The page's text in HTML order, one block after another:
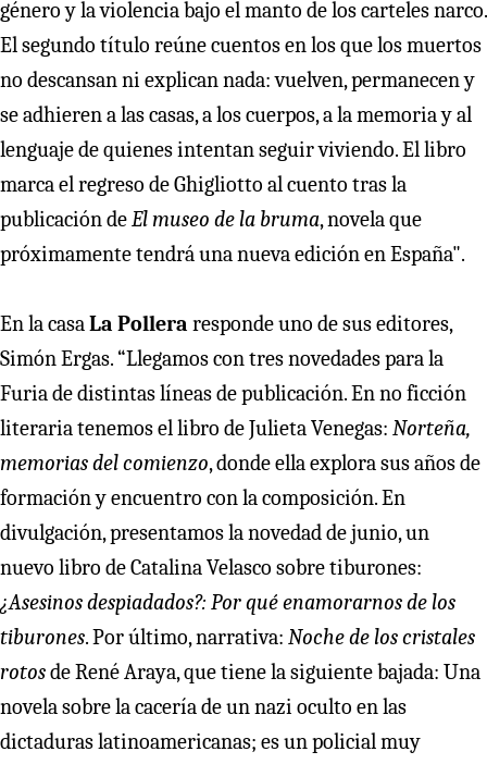
género y la violencia bajo el manto de los carteles narco.
El segundo título reúne cuentos en los que los muertos
no descansan ni explican nada: vuelven, permanecen y
se adhieren a las casas, a los cuerpos, a la memoria y al
lenguaje de quienes intentan seguir viviendo. El libro
marca el regreso de Ghigliotto al cuento tras la
publicación de El museo de la bruma, novela que
próximamente tendrá una nueva edición en España".
En la casa La Pollera responde uno de sus editores,
Simón Ergas. “Llegamos con tres novedades para la
Furia de distintas líneas de publicación. En no ficción
literaria tenemos el libro de Julieta Venegas: Norteña,
memorias del comienzo, donde ella explora sus años de
formación y encuentro con la composición. En
divulgación, presentamos la novedad de junio, un
nuevo libro de Catalina Velasco sobre tiburones:
¿Asesinos despiadados?: Por qué enamorarnos de los
tiburones. Por último, narrativa: Noche de los cristales
rotosde René Araya, que tiene la siguiente bajada: Una
novela sobre la cacería de un nazi oculto en las
dictaduras latinoamericanas; es un policial muy